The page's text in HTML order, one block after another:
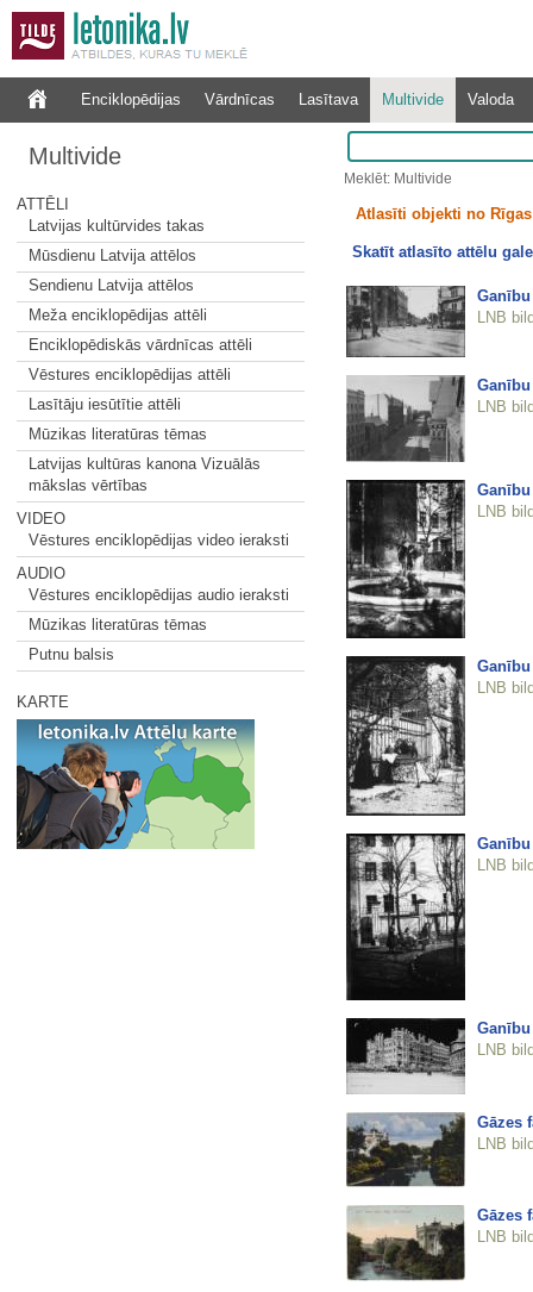
Enciklopēdijas Vārdnīcas Lasītava Multivide Valoda
Multivide
ATTĒLI
Latvijas kultūrvides takas
Mūsdienu Latvija attēlos
Sendienu Latvija attēlos
Meža enciklopēdijas attēli
Enciklopēdiskās vārdnīcas attēli
Vēstures enciklopēdijas attēli
Lasītāju iesūtītie attēli
Mūzikas literatūras tēmas
Latvijas kultūras kanona Vizuālās
mākslas vērtības
VIDEO
Vēstures enciklopēdijas video ieraksti
AUDIO
Vēstures enciklopēdijas audio ieraksti
Mūzikas literatūras tēmas
Putnu balsis
KARTE
Meklēt: Multivide
Atlasīti objekti no
Skatīt atlasīto attēlu
LNB
LNB
LNB
LNB
LNB
LNB
Gāzes
LNB
Gāzes
LNB